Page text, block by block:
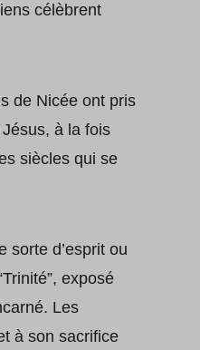
célèbrent
de Nicée ont pris
à la fois
siècles qui se
sorte d’esprit ou
exposé
Les
à son sacrifice